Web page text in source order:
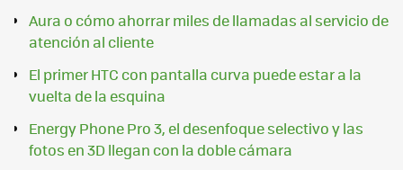
Aura o cómo ahorrar miles de llamadas al servicio de
atención al cliente
El primer HTC con pantalla curva puede estar a la
vuelta de la esquina
Energy Phone Pro 3, el desenfoque selectivo y las
fotos en 3D llegan con la doble cámara